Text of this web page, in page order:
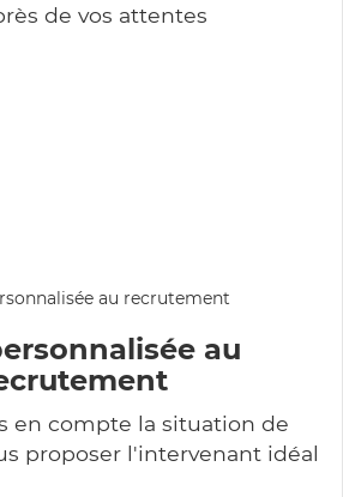
de vos attentes
au
en compte la situation de
proposer l'intervenant idéal